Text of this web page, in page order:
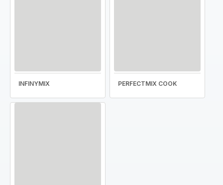
INFINYMIX PERFECTMIX COOK